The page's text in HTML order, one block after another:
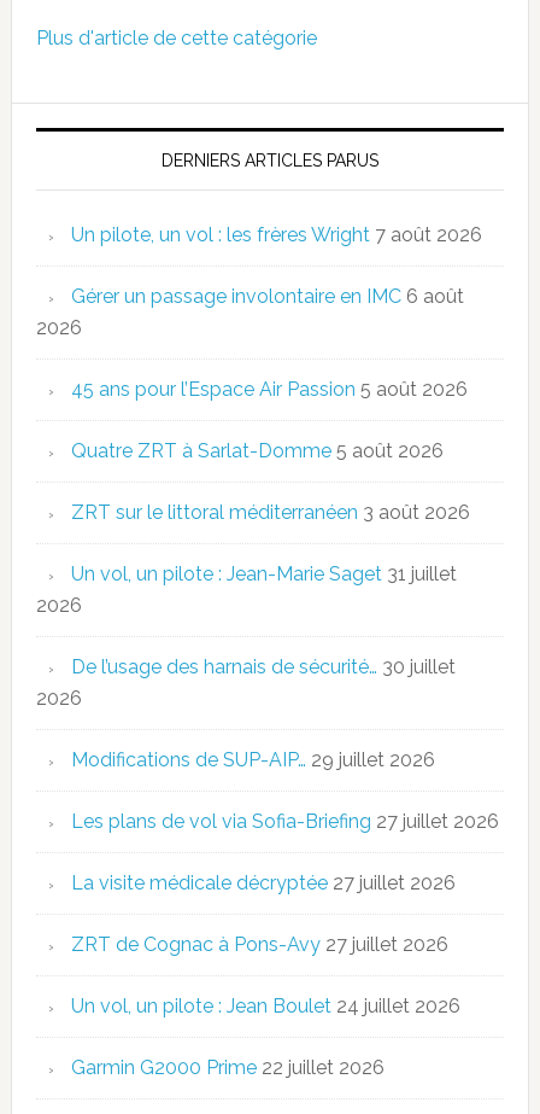
Plus d'article de cette catégorie
DERNIERS ARTICLES PARUS
Un pilote, un vol : les frères Wright 7 août 2026
Gérer un passage involontaire en IMC 6 août
2026
45 ans pour l’Espace Air Passion 5 août 2026
Quatre ZRT à Sarlat-Domme 5 août 2026
ZRT sur le littoral méditerranéen 3 août 2026
Un vol, un pilote : Jean-Marie Saget 31 juillet
2026
De l’usage des harnais de sécurité… 30 juillet
2026
Modifications de SUP-AIP… 29 juillet 2026
Les plans de vol via Sofia-Briefing 27 juillet 2026
La visite médicale décryptée 27 juillet 2026
ZRT de Cognac à Pons-Avy 27 juillet 2026
Un vol, un pilote : Jean Boulet 24 juillet 2026
Garmin G2000 Prime 22 juillet 2026